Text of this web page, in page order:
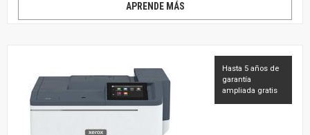
APRENDE MÁS
Hasta 5 años de
garantía
ampliada gratis